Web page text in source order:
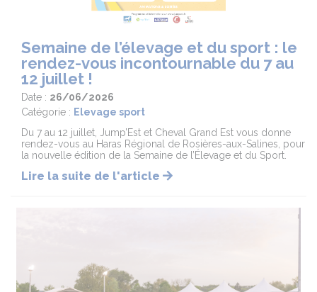
Semaine de l’élevage et du sport : le
rendez-vous incontournable du 7 au
12 juillet !
Date : 26/06/2026
Catégorie : Elevage sport
Du 7 au 12 juillet, Jump’Est et Cheval Grand Est vous donne
rendez-vous au Haras Régional de Rosières-aux-Salines, pour
la nouvelle édition de la Semaine de l’Élevage et du Sport.
Lire la suite de l'article